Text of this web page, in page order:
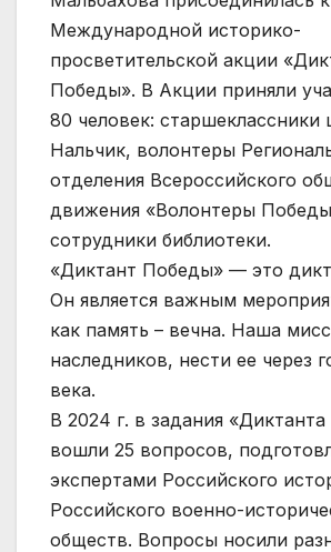
Международной историко-
просветительской акции
Победы». В Акции приняли
80 человек: старшеклассники
Нальчик, волонтеры
отделения Всероссийского
движения «Волонтеры
сотрудники библиотеки.
«Диктант Победы» — это
Он является важным
как память – вечна. Наша
наследников, нести ее через
века.
В 2024 г. в задания
вошли 25 вопросов,
экспертами Российского
Российского военно-
обществ. Вопросы носили